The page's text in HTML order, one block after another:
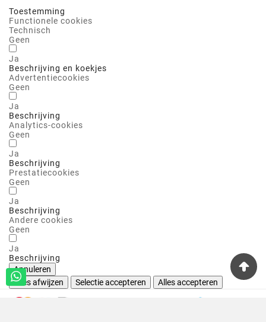
Toestemming
Functionele cookies
Technisch
Geen
Ja
Beschrijving en koekjes
Advertentiecookies
Geen
Ja
Beschrijving
Analytics-cookies
Geen
Ja
Beschrijving
Prestatiecookies
Geen
Ja
Beschrijving
Andere cookies
Geen
Ja
Beschrijving
Annuleren
Alles afwijzen
Selectie accepteren Alles accepteren